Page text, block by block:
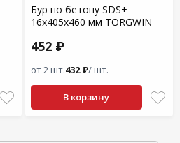
Бур по бетону SDS+
16x405x460 мм TORGWIN
452 ₽
от 2 шт.432 ₽/ шт.
В корзину